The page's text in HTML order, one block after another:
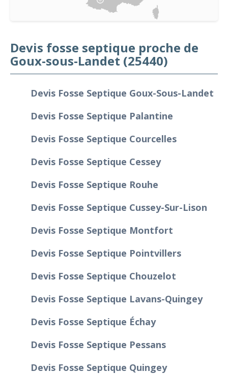
Devis fosse septique proche de
Goux-sous-Landet (25440)
Devis Fosse Septique Goux-Sous-Landet
Devis Fosse Septique Palantine
Devis Fosse Septique Courcelles
Devis Fosse Septique Cessey
Devis Fosse Septique Rouhe
Devis Fosse Septique Cussey-Sur-Lison
Devis Fosse Septique Montfort
Devis Fosse Septique Pointvillers
Devis Fosse Septique Chouzelot
Devis Fosse Septique Lavans-Quingey
Devis Fosse Septique Échay
Devis Fosse Septique Pessans
Devis Fosse Septique Quingey